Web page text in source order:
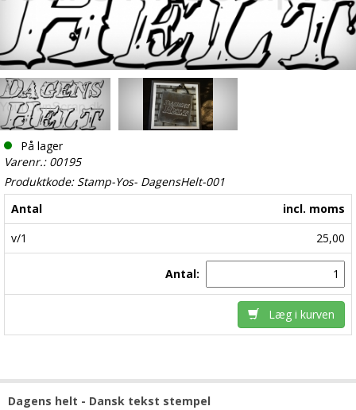
På lager
Varenr.: 00195
Produktkode: Stamp-Yos- DagensHelt-001
Antal
incl. moms
v/1
25,00
Antal:
Læg i kurven
Dagens helt - Dansk tekst stempel